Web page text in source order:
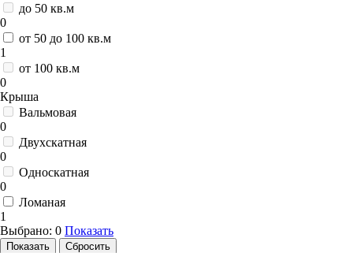
до 50 кв.м
0
от 50 до 100 кв.м
1
от 100 кв.м
0
Крыша
Вальмовая
0
Двухскатная
0
Односкатная
0
Ломаная
1
Выбрано: 0 Показать